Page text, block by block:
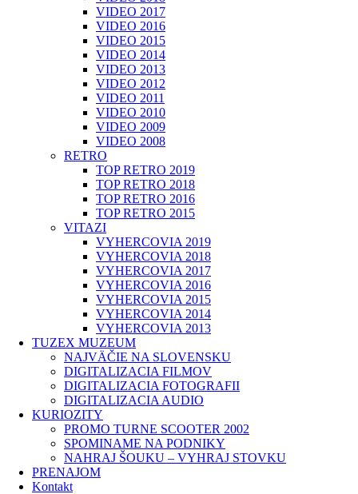
VIDEO 2017
VIDEO 2016
VIDEO 2015
VIDEO 2014
VIDEO 2013
VIDEO 2012
VIDEO 2011
VIDEO 2010
VIDEO 2009
VIDEO 2008
RETRO
TOP RETRO 2019
TOP RETRO 2018
TOP RETRO 2016
TOP RETRO 2015
VITAZI
VYHERCOVIA 2019
VYHERCOVIA 2018
VYHERCOVIA 2017
VYHERCOVIA 2016
VYHERCOVIA 2015
VYHERCOVIA 2014
VYHERCOVIA 2013
TUZEX MUZEUM
NAJVÄČIE NA SLOVENSKU
DIGITALIZACIA FILMOV
DIGITALIZACIA FOTOGRAFII
DIGITALIZACIA AUDIO
KURIOZITY
PROMO TURNE SCOOTER 2002
SPOMINAME NA PODNIKY
NAHRAJ ŠOUKU – VYHRAJ STOVKU
PRENAJOM
Kontakt